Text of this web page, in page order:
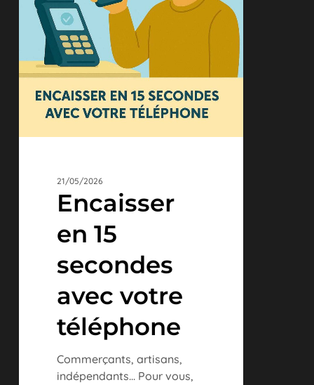
votre
téléphone
21/05/2026
Encaisser
en 15
secondes
avec votre
téléphone
Commerçants, artisans,
indépendants... Pour vous,